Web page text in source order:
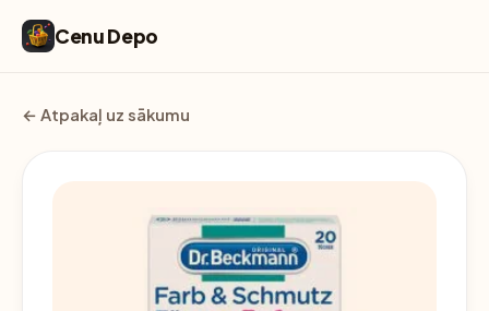
Cenu Depo
← Atpakaļ uz sākumu